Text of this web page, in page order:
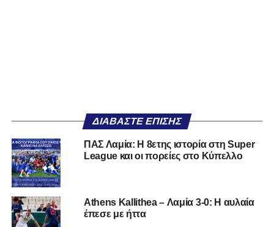
ΔΙΑΒΆΣΤΕ ΕΠΊΣΗΣ
ΠΑΣ Λαμία: Η 8ετης ιστορία στη Super
League και οι πορείες στο Κύπελλο
Athens Kallithea – Λαμία 3-0: Η αυλαία
έπεσε με ήττα